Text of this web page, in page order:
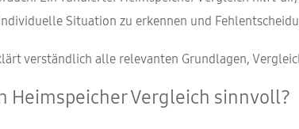
Situation zu erkennen und
verständlich alle relevanten Grundlagen,
Heimspeicher Vergleich sinnvoll?